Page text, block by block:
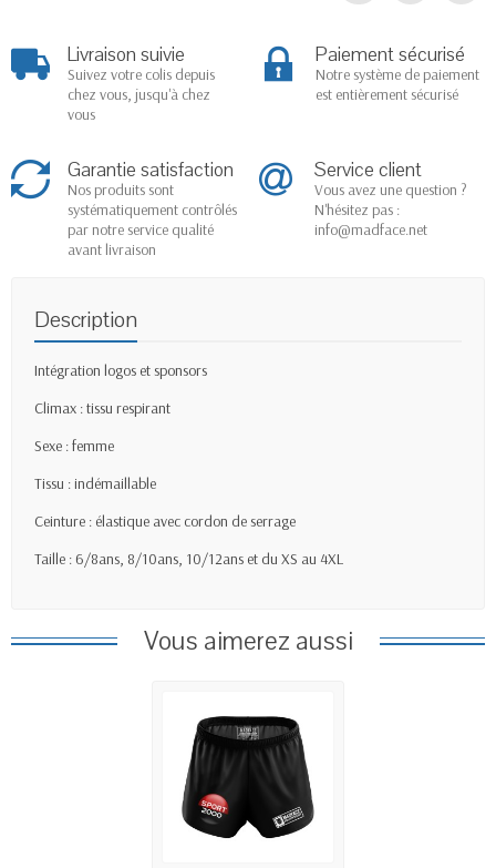
Livraison suivie
Suivez votre colis depuis
chez vous, jusqu'à chez
vous
Paiement sécurisé
Notre système de paiement
est entièrement sécurisé
Garantie satisfaction
Nos produits sont
systématiquement contrôlés
par notre service qualité
avant livraison
Service client
Vous avez une question ?
N'hésitez pas :
info@madface.net
Description
Intégration logos et sponsors
Climax : tissu respirant
Sexe : femme
Tissu : indémaillable
Ceinture : élastique avec cordon de serrage
Taille : 6/8ans, 8/10ans, 10/12ans et du XS au 4XL
Vous aimerez aussi